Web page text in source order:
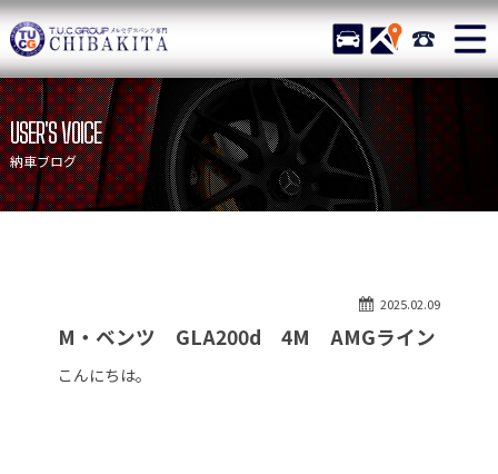
TUCグループ メルセデスベ
STOCK ACCESS 043-
ニュース
在庫リスト
目玉車両一覧
店舗紹介
保証＆サービス
アクセスマップ
自動車保険
USER'S VOICE
納車ブログ
2025.02.09
M・ベンツ GLA200d 4M AMGライン
こんにちは。